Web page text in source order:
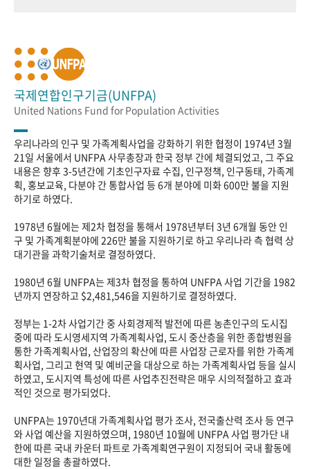
국제연합인구기금(UNFPA)
United Nations Fund for Population Activities
우리나라의 인구 및 가족계획사업을 강화하기 위한 협정이 1974년 3월
21일 서울에서 UNFPA 사무총장과 한국 정부 간에 체결되었고, 그 주요
내용은 향후 3-5년간에 기초인구자료 수집, 인구정책, 인구동태, 가족계
획, 홍보교육, 다분야 간 통합사업 등 6개 분야에 미화 600만 불을 지원
하기로 하였다.
1978년 6월에는 제2차 협정을 통해서 1978년부터 3년 6개월 동안 인
구 및 가족계획분야에 226만 불을 지원하기로 하고 우리나라 측 협력 상
대기관을 과학기술처로 결정하였다.
1980년 6월 UNFPA는 제3차 협정을 통하여 UNFPA 사업 기간을 1982
년까지 연장하고 $2,481,546을 지원하기로 결정하였다.
정부는 1-2차 사업기간 중 사회경제적 발전에 따른 농촌인구의 도시집
중에 따라 도시영세지역 가족계획사업, 도시 중산층을 위한 종합병원을
통한 가족계획사업, 산업장의 확산에 따른 사업장 근로자를 위한 가족계
획사업, 그리고 현역 및 예비군을 대상으로 하는 가족계획사업 등을 실시
하였고, 도시지역 특성에 따른 사업추진전략은 매우 시의적절하고 효과
적인 것으로 평가되었다.
UNFPA는 1970년대 가족계획사업 평가 조사, 전국출산력 조사 등 연구
와 사업 예산을 지원하였으며, 1980년 10월에 UNFPA 사업 평가단 내
한에 따른 국내 카운터 파트로 가족계획연구원이 지정되어 국내 활동에
대한 일정을 총괄하였다.